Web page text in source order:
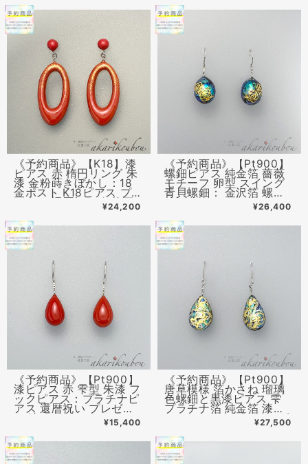
グ変更可
《予約商品》【K18】漆
ピアス 赤 楕円リング 朱
漆 金粉蒔きぼかし：18
金ポスト K18ピアス プレ
ゼント 還暦祝い 伝統工
芸 漆アクセサリー¥24,200
《予約商品》【Pt900】
螺鈿ピアス 純金箔 薔薇
モチーフ 卵型 スイング
青貝螺鈿： 金沢箔 螺鈿
ジュエリー ¥26,400
《予約商品》【Pt900】
漆ピアス 赤 雫型 朱漆 フ
ックピアス：プラチナピ
アス 還暦祝い プレゼン
ト 漆アクセサリー¥15,400
《予約商品》【Pt900】
唐草模様 箔かさね 瑠璃
色螺鈿と黒漆ピアス 雫
プラチナ箔 純金箔 漆ア
クセサリー：プラチナピ
アス 金沢漆器 螺鈿ジュ
エリー
¥27,500